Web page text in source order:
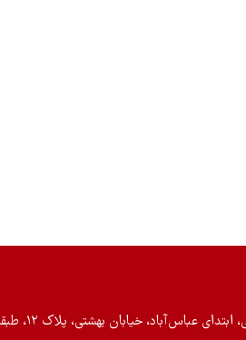
عباس‌آباد، خیابان بهشتی، پلاک ۱۲، طبقه سوم، واحد ۵